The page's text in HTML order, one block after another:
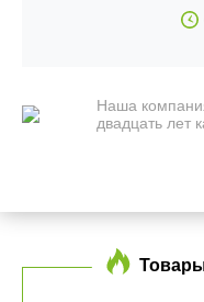
Наша
двадцать лет